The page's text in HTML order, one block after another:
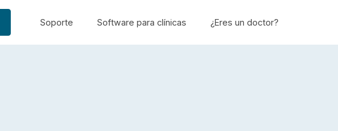
Soporte Software para clínicas ¿Eres un doctor?